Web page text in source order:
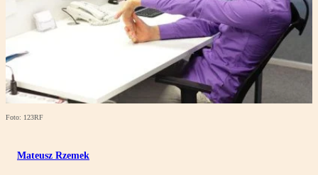
Foto: 123RF
Mateusz Rzemek